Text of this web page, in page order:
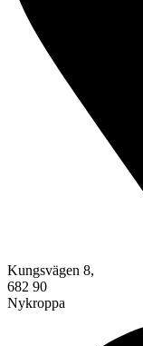
Kungsvägen 8,
682 90
Nykroppa